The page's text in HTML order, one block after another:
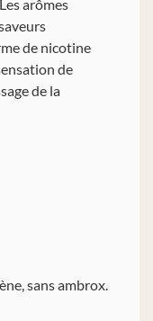
arômes
de nicotine
de
de la
sans ambrox.